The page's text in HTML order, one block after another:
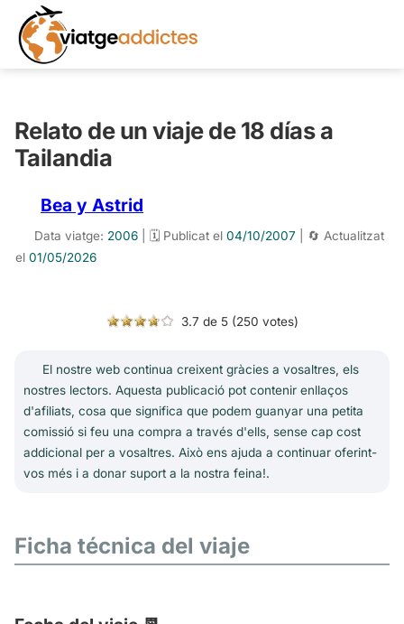
Relato de un viaje de 18 días a
Tailandia
Bea y Astrid
Data viatge: 2006 | 🗓️ Publicat el 04/10/2007 | 🔄 Actualitzat
el 01/05/2026
3.7 de 5 (250 votes)
El nostre web continua creixent gràcies a vosaltres, els
nostres lectors. Aquesta publicació pot contenir enllaços
d'afiliats, cosa que significa que podem guanyar una petita
comissió si feu una compra a través d'ells, sense cap cost
addicional per a vosaltres. Això ens ajuda a continuar oferint-
vos més i a donar suport a la nostra feina!.
Ficha técnica del viaje